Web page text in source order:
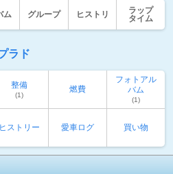
ム グループ ヒストリ
ラップ
タイム
ラド
整備
(1)
燃費
フォトアル
バム
(1)
ヒストリー 愛車ログ 買い物